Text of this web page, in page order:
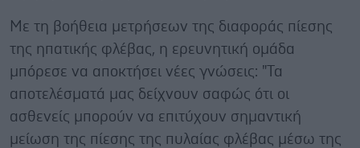
Με τη βοήθεια μετρήσεων της διαφοράς πίεσης
της ηπατικής φλέβας, η ερευνητική ομάδα
μπόρεσε να αποκτήσει νέες γνώσεις: "Τα
αποτελέσματά μας δείχνουν σαφώς ότι οι
ασθενείς μπορούν να επιτύχουν σημαντική
μείωση της πίεσης της πυλαίας φλέβας μέσω της